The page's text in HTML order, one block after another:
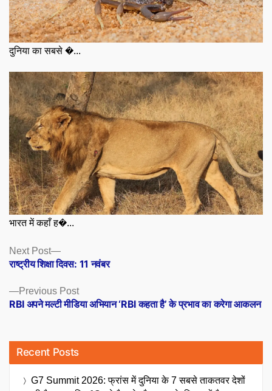
दुनिया का सबसे �...
भारत में कहाँ ह�...
Posts
navigation
Previous PostPrevious
post:
RBI अपने मल्टी मीडिया अभियान ‘RBI कहता है’ के प्रभाव का करेगा आकलन
Next Post
Next
post:
राष्ट्रीय शिक्षा दिवस: 11 नवंबर
Recent Posts
G7 Summit 2026: फ्रांस में दुनिया के 7 सबसे ताकतवर देशों